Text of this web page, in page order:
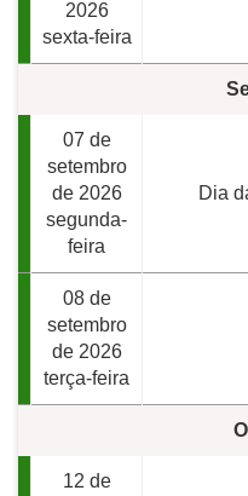
2026
sexta-feira
07 de
setembro
de 2026
segunda-
feira
Dia
08 de
setembro
de 2026
terça-feira
12 de